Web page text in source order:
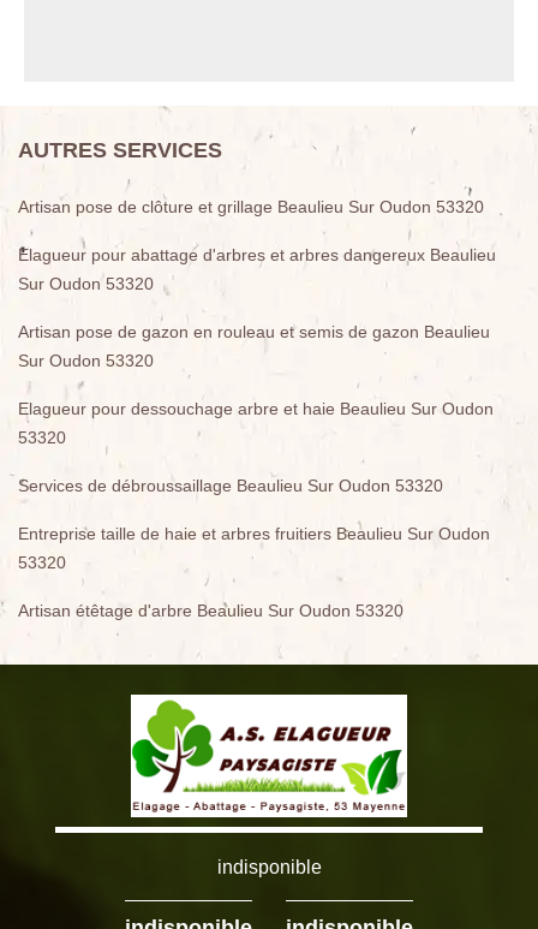
AUTRES SERVICES
Artisan pose de clôture et grillage Beaulieu Sur Oudon 53320
Elagueur pour abattage d'arbres et arbres dangereux Beaulieu
Sur Oudon 53320
Artisan pose de gazon en rouleau et semis de gazon Beaulieu
Sur Oudon 53320
Elagueur pour dessouchage arbre et haie Beaulieu Sur Oudon
53320
Services de débroussaillage Beaulieu Sur Oudon 53320
Entreprise taille de haie et arbres fruitiers Beaulieu Sur Oudon
53320
Artisan étêtage d'arbre Beaulieu Sur Oudon 53320
indisponible